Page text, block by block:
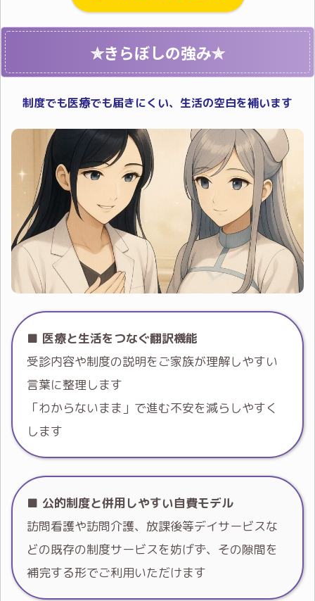
✯きらぼしの強み✯
制度でも医療でも届きにくい、生活の空白を補います
■ 医療と生活をつなぐ翻訳機能
受診内容や制度の説明をご家族が理解しやすい
言葉に整理します
「わからないまま」で進む不安を減らしやすく
します
■ 公的制度と併用しやすい自費モデル
訪問看護や訪問介護、放課後等デイサービスな
どの既存の制度サービスを妨げず、その隙間を
補完する形でご利用いただけます